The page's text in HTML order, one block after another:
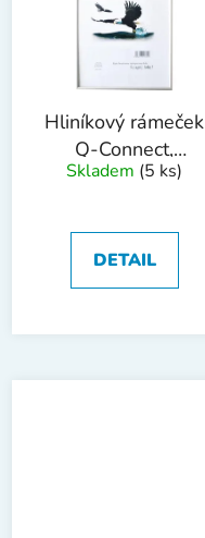
Hliníkový rámeček
Q-Connect,
hliníkový,70 x 100
Skladem (5 ks)
DETAIL